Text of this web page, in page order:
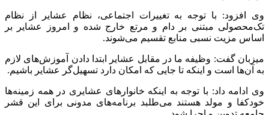
وی افزود: با توجه به تغییرات اجتماعی، نظام عشایر از نظام
تک‌محصولی مبتنی بر دام و مرتع خارج شده و امروز عشایر بر
اساس مزیت نسبی منابع تقسیم می‌شوند.
میزبان گفت: وظیفه ما در مقابل عشایر ابتدا دادن آموزش‌های لازم
به آن‌ها است و اینکه تا جایی که امکان دارد تسهیل‌گر عشایر باشیم.
وی ادامه داد: با توجه به اینکه خانوارهای عشایری در همه زمینه‌ها
خودکفا و مولد هستند می‌طلبد برنامه‌های مدونی برای این قشر